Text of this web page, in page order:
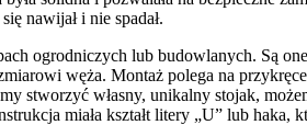
nawijał i nie spadał.
ogrodniczych lub budowlanych. Są
węża. Montaż polega na
stworzyć własny, unikalny stojak,
miała kształt litery „U” lub haka,